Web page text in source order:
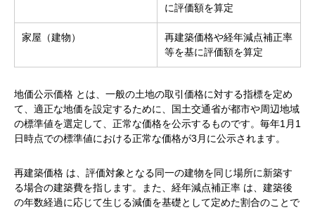
に評価額を算定
家屋（建物）
再建築価格や経年減点補正率
等を基に評価額を算定
地価公示価格 とは、一般の土地の取引価格に対する指標を定め
て、適正な地価を設定するために、国土交通省が都市や周辺地域
の標準値を選定して、正常な価格を公示するものです。毎年1月1
日時点での標準値における正常な価格が3月に公示されます。
再建築価格 は、評価対象となる同一の建物を同じ場所に新築す
る場合の建築費を指します。また、経年減点補正率 は、建築後
の年数経過に応じて生じる減価を基礎として定めた割合のことで